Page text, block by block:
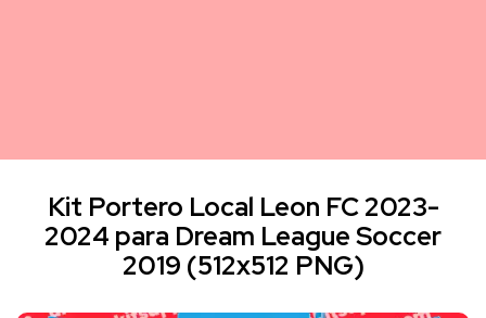
Kit Portero Local Leon FC 2023-
2024 para Dream League Soccer
2019 (512x512 PNG)